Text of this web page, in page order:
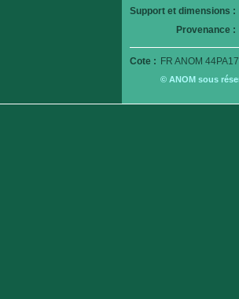
Support et dimensions :
Provenance :
Cote : FR ANOM
© ANOM sous